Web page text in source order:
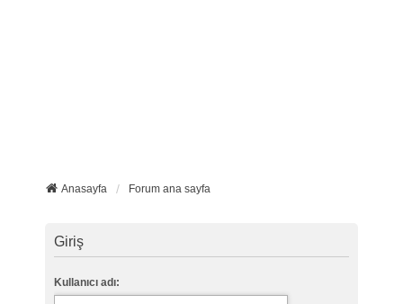
Anasayfa Forum ana sayfa
Giriş
Kullanıcı adı: